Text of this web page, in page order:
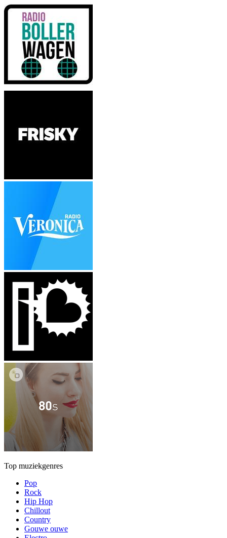
Top muziekgenres
Pop
Rock
Hip Hop
Chillout
Country
Gouwe ouwe